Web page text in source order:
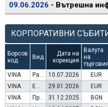
09.06.2026 - Вътрешна
КОРПОРАТИВНИ
Борсов
код
Вид
Дата на
корекция
Валута
на
търговия
VINA Раздаване на дивидент 10.07.2026 EUR
VINA
Емисия варанти 29.01.2026 EUR
VINA
Преминаване към търговия в Евро 31.12.2025 BGN